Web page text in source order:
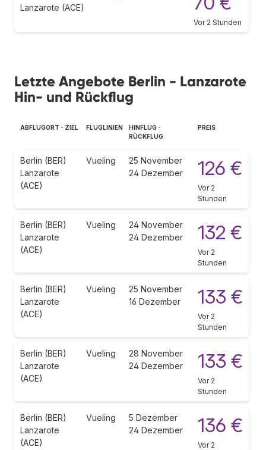
Lanzarote (ACE)
Vor 2 Stunden
Letzte Angebote Berlin - Lanzarote
Hin- und Rückflug
ABFLUGORT - ZIEL FLUGLINIEN
HINFLUG -
RÜCKFLUG
PREIS
Berlin (BER)
Lanzarote
(ACE)
Vueling
25 November
24 Dezember
126 €
Vor 2
Stunden
Berlin (BER)
Lanzarote
(ACE)
Vueling
24 November
24 Dezember
132 €
Vor 2
Stunden
Berlin (BER)
Lanzarote
(ACE)
Vueling
25 November
16 Dezember
133 €
Vor 2
Stunden
Berlin (BER)
Lanzarote
(ACE)
Vueling
28 November
24 Dezember
133 €
Vor 2
Stunden
Berlin (BER)
Lanzarote
(ACE)
Vueling
5 Dezember
24 Dezember
136 €
Vor 2